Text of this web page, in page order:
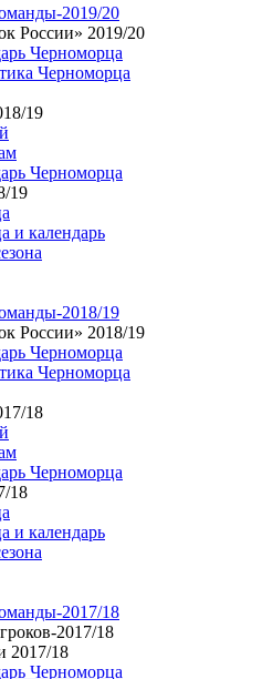
2019/20
России» 2019/20
Черноморца
Черноморца
19
Черноморца
19
и календарь
2018/19
России» 2018/19
Черноморца
Черноморца
18
Черноморца
18
и календарь
2017/18
2017/18
2017/18
Черноморца